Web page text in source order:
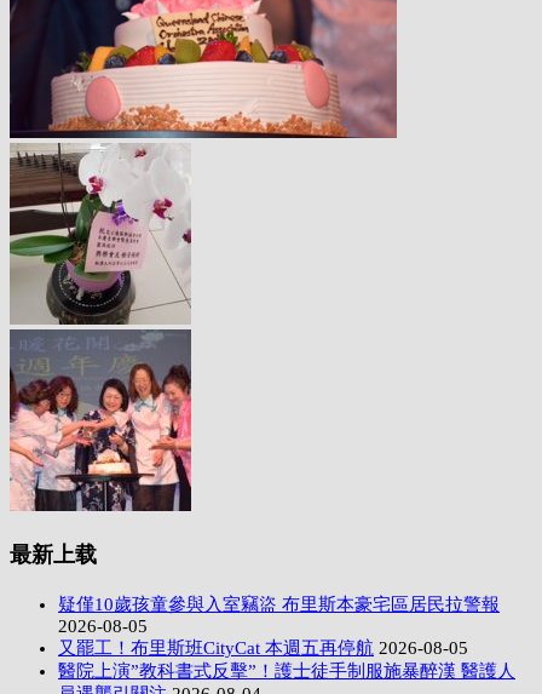
最新上载
疑僅10歲孩童參與入室竊盜 布里斯本豪宅區居民拉警報
2026-08-05
又罷工！布里斯班CityCat 本週五再停航 2026-08-05
醫院上演”教科書式反擊”！護士徒手制服施暴醉漢 醫護人